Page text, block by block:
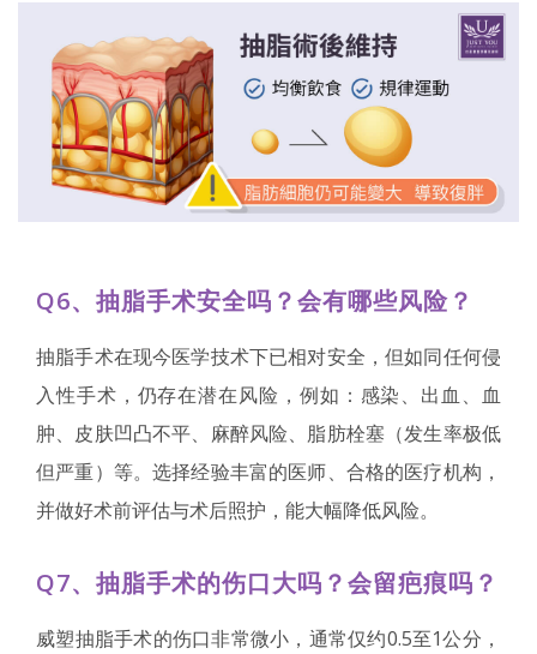
Q6、抽脂手术安全吗？会有哪些风险？
抽脂手术在现今医学技术下已相对安全，但如同任何侵
入性手术，仍存在潜在风险，例如：感染、出血、血
肿、皮肤凹凸不平、麻醉风险、脂肪栓塞（发生率极低
但严重）等。选择经验丰富的医师、合格的医疗机构，
并做好术前评估与术后照护，能大幅降低风险。
Q7、抽脂手术的伤口大吗？会留疤痕吗？
威塑抽脂手术的伤口非常微小，通常仅约0.5至1公分，